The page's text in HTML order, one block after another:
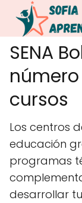
SENA
cursos
Los centros
educación
programas
desarrollar